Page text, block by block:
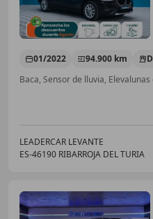
01/2022 94.900 km
LEADERCAR LEVANTE
ES-46190 RIBARROJA DEL TURIA